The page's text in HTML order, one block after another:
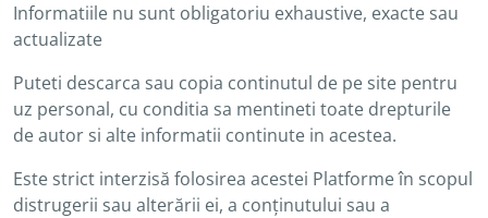
Informatiile nu sunt obligatoriu exhaustive, exacte sau
actualizate
Puteti descarca sau copia continutul de pe site pentru
uz personal, cu conditia sa mentineti toate drepturile
de autor si alte informatii continute in acestea.
Este strict interzisă folosirea acestei Platforme în scopul
distrugerii sau alterării ei, a conținutului sau a